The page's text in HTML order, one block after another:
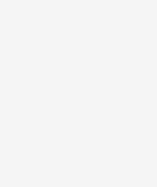
biologisch ritme (DSWPD)